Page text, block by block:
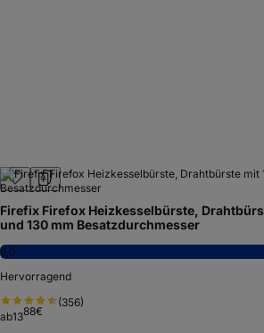
Firefix Firefox Heizkesselbürste,
und 130 mm Besatzdurchmesser
8,0
Hervorragend
(356)
ab1388€